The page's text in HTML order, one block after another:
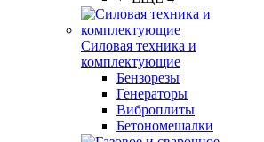
Силовая техника и
комплектующие
Бензорезы
Генераторы
Виброплиты
Бетономешалки